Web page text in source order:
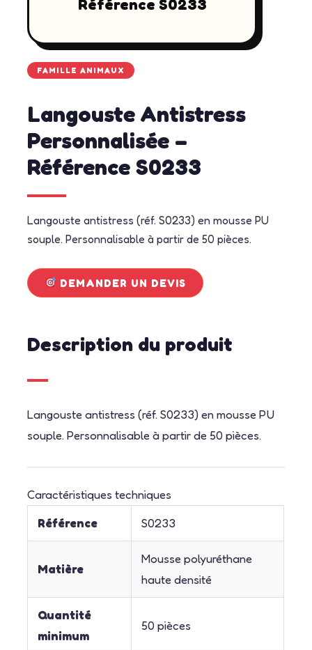
Référence S0233
FAMILLE ANIMAUX
Langouste Antistress
Personnalisée –
Référence S0233
Langouste antistress (réf. S0233) en mousse PU
souple. Personnalisable à partir de 50 pièces.
DEMANDER UN DEVIS
Description du produit
Langouste antistress (réf. S0233) en mousse PU
souple. Personnalisable à partir de 50 pièces.
Caractéristiques techniques
Référence
S0233
Matière
Mousse polyuréthane
haute densité
Quantité
minimum
50 pièces